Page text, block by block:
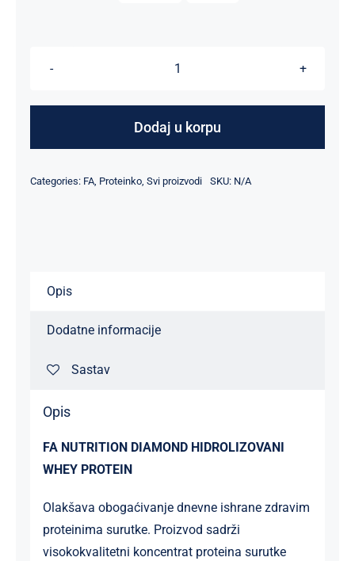
Hydrolysed
–
Dodaj u korpu
Categories: FA, Proteinko, Svi proizvodi SKU: N/A
Opis
Dodatne informacije
Sastav
Opis
FA NUTRITION DIAMOND HIDROLIZOVANI
WHEY PROTEIN
Olakšava obogaćivanje dnevne ishrane zdravim
proteinima surutke. Proizvod sadrži
visokokvalitetni koncentrat proteina surutke